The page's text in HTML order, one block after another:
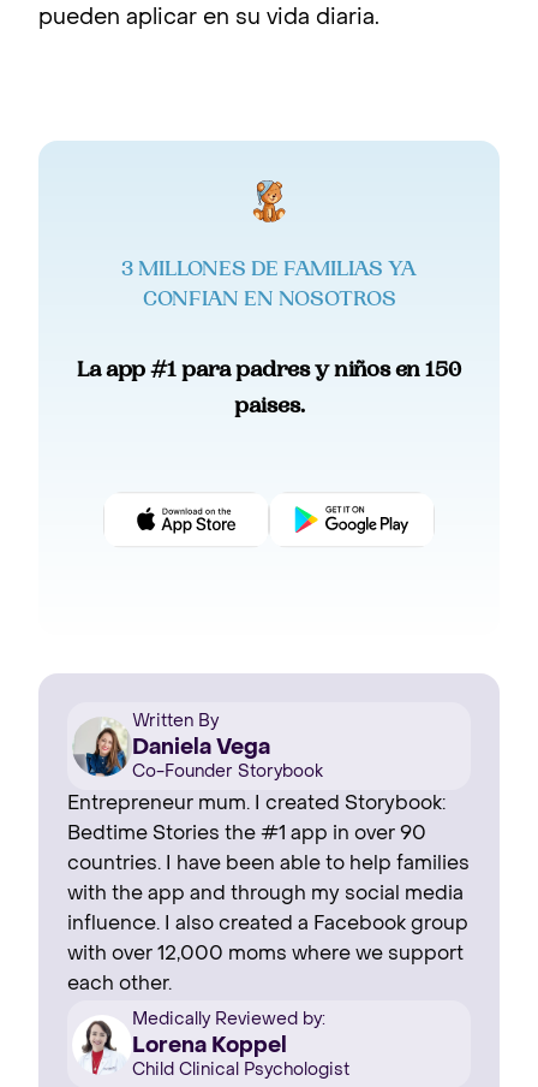
pueden aplicar en su vida diaria.
3 MILLONES DE FAMILIAS YA
CONFIAN EN NOSOTROS
La app #1 para padres y niños en 150
paises.
Written By
Daniela Vega
Co-Founder Storybook
Entrepreneur mum. I created Storybook:
Bedtime Stories the #1 app in over 90
countries. I have been able to help families
with the app and through my social media
influence. I also created a Facebook group
with over 12,000 moms where we support
each other.
Medically Reviewed by:
Lorena Koppel
Child Clinical Psychologist